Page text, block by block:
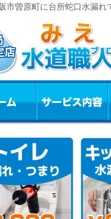
市曽原町に台所蛇口水漏